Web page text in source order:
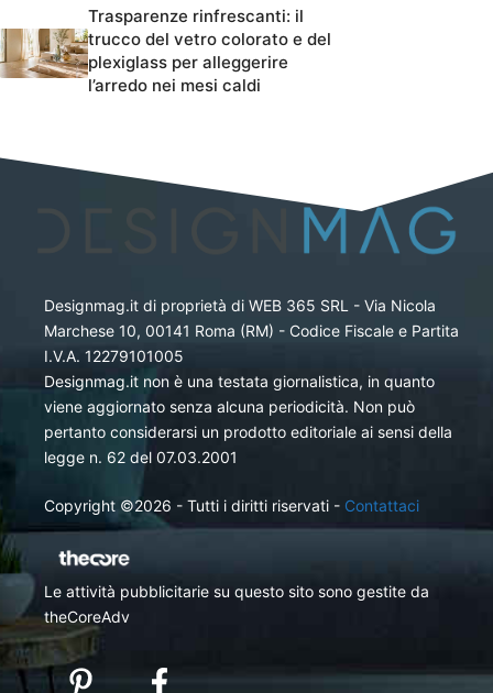
Trasparenze rinfrescanti: il
trucco del vetro colorato e del
plexiglass per alleggerire
l’arredo nei mesi caldi
Designmag.it di proprietà di WEB 365 SRL - Via Nicola
Marchese 10, 00141 Roma (RM) - Codice Fiscale e Partita
I.V.A. 12279101005
Designmag.it non è una testata giornalistica, in quanto
viene aggiornato senza alcuna periodicità. Non può
pertanto considerarsi un prodotto editoriale ai sensi della
legge n. 62 del 07.03.2001
Copyright ©2026 - Tutti i diritti riservati - Contattaci
Le attività pubblicitarie su questo sito sono gestite da
theCoreAdv